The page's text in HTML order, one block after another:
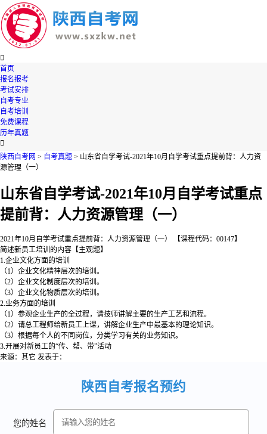

首页
报名报考
考试安排
自考专业
自考培训
免费课程
历年真题

陕西自考网 > 自考真题 > 山东省自学考试-2021年10月自学考试重点提前背：人力资
源管理（一）
山东省自学考试-2021年10月自学考试重点
提前背：人力资源管理（一）
2021年10月自学考试重点提前背：人力资源管理（一） 【课程代码：00147】
简述新员工培训的内容【主观题】
1.企业文化方面的培训
（1）企业文化精神层次的培训。
（2）企业文化制度层次的培训。
（3）企业文化物质层次的培训。
2.业务方面的培训
（1）参观企业生产的全过程，请技师讲解主要的生产工艺和流程。
（2）请总工程师给新员工上课，讲解企业生产中最基本的理论知识。
（3）根据每个人的不同岗位，分类学习有关的业务知识。
3.开展对新员工的“传、帮、带”活动
来源：其它 发表于：
陕西自考报名预约
您的姓名